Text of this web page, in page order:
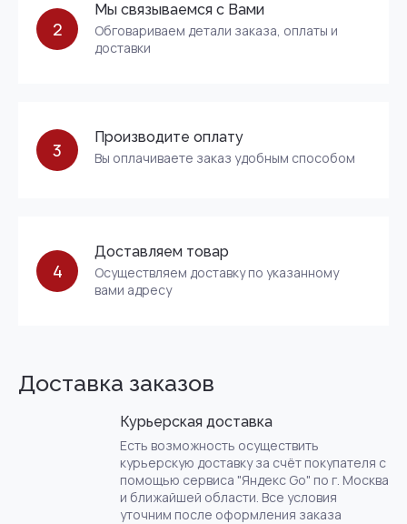
2
Мы связываемся с Вами
Обговариваем детали заказа, оплаты и
доставки
3
Производите оплату
Вы оплачиваете заказ удобным способом
4
Доставляем товар
Осуществляем доставку по указанному
вами адресу
Доставка заказов
Курьерская доставка
Есть возможность осуществить
курьерскую доставку за счёт покупателя с
помощью сервиса "Яндекс Go" по г. Москва
и ближайшей области. Все условия
уточним после оформления заказа